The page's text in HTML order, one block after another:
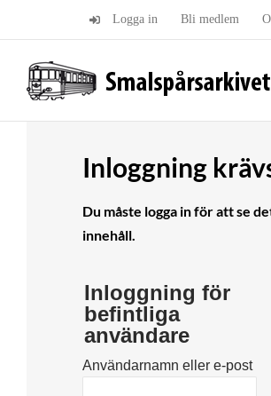
Logga in Bli medlem
Inloggning
Du måste logga in för att se
innehåll.
Inloggning för
befintliga
användare
Användarnamn eller e-post